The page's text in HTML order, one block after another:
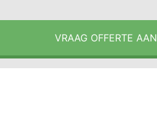
VRAAG OFFERTE AAN